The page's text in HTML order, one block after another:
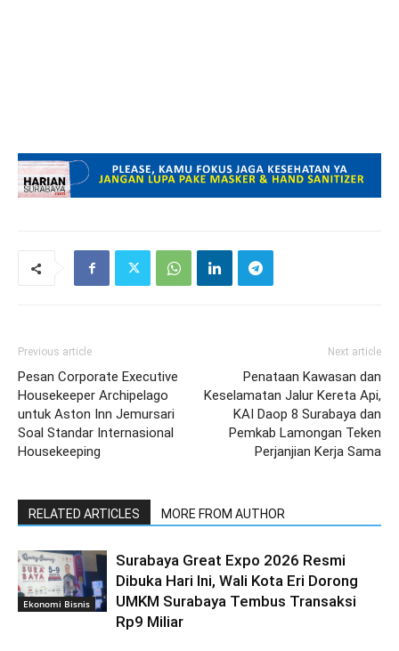
Previous article
Pesan Corporate Executive
Housekeeper Archipelago
untuk Aston Inn Jemursari
Soal Standar Internasional
Housekeeping
Next article
Penataan Kawasan dan
Keselamatan Jalur Kereta Api,
KAI Daop 8 Surabaya dan
Pemkab Lamongan Teken
Perjanjian Kerja Sama
RELATED ARTICLES MORE FROM AUTHOR
Ekonomi Bisnis
Surabaya Great Expo 2026 Resmi
Dibuka Hari Ini, Wali Kota Eri Dorong
UMKM Surabaya Tembus Transaksi
Rp9 Miliar